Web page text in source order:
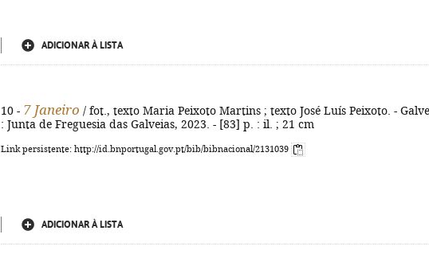
ADICIONAR À LISTA
10 - 7 Janeiro / fot., texto Maria Peixoto Martins ; texto José Luís Peixoto. -
: Junta de Freguesia das Galveias, 2023. - [83] p. : il. ; 21 cm
Link persistente: http://id.bnportugal.gov.pt/bib/bibnacional/2131039
ADICIONAR À LISTA